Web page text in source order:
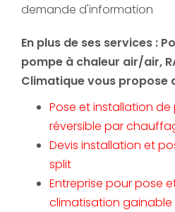
demande d'information
En plus de ses services :
pompe à chaleur air/air,
Climatique vous propose
Pose et installation
réversible par
Devis installation et
split
Entreprise pour pose
climatisation gainable